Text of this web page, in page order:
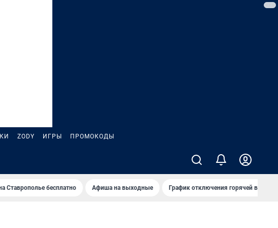
ZODY ИГРЫ ПРОМОКОДЫ
Ставрополье бесплатно Афиша на выходные График отключения горячей воды в